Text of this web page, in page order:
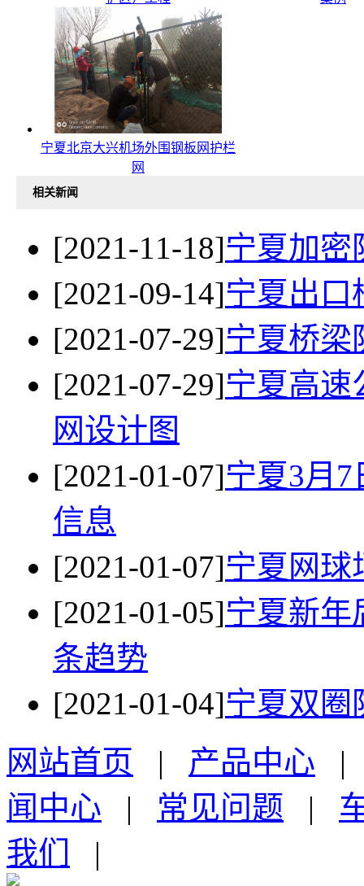
宁夏北京大兴机场外围钢板网护栏
网
相关新闻
[2021-11-18]宁夏加密
[2021-09-14]宁夏出口
[2021-07-29]宁夏桥梁
[2021-07-29]宁夏高速
网设计图
[2021-01-07]宁夏3月
信息
[2021-01-07]宁夏网球
[2021-01-05]宁夏新年
条趋势
[2021-01-04]宁夏双圈
网站首页 | 产品中心
闻中心 | 常见问题 |
我们
|